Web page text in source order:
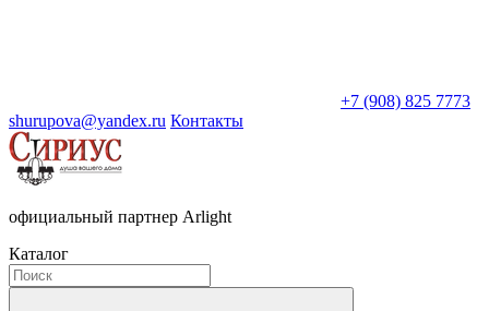
+7 (908) 825 7773
shurupova@yandex.ru Контакты
официальный партнер Arlight
Каталог